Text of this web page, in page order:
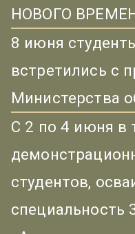
НОВОГО
8 июня
встретились с
Министерства
С 2 по 4 июня в
студентов,
специальность